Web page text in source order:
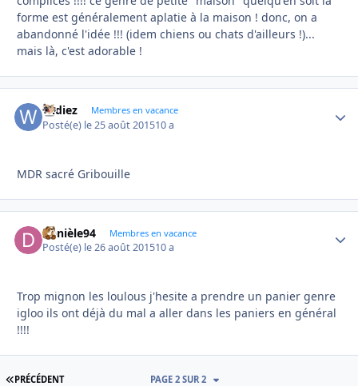
forme est généralement aplatie à la maison ! donc, on a
abandonné l'idée !!! (idem chiens ou chats d'ailleurs !)...
mais là, c'est adorable !
widiez Membres en vacance
Posté(e) le 25 août 201510 a
MDR sacré Gribouille
Danièle94 Membres en vacance
Posté(e) le 26 août 201510 a
Trop mignon les loulous j'hesite a prendre un panier genre
igloo ils ont déjà du mal a aller dans les paniers en général
!!!!
PREMIÈRE PAGE
PRÉCÉDENT PAGE 2 SUR 2